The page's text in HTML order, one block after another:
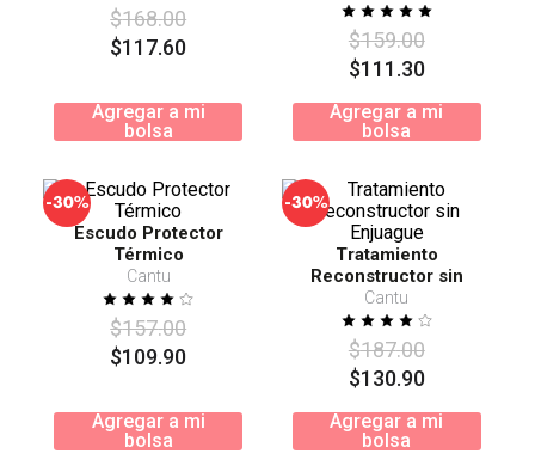
$168.00
$117.60
Agregar a mi
bolsa
$159.00
$111.30
Agregar a mi
bolsa
-30%
Escudo Protector
Térmico
Cantu
$157.00
$109.90
Agregar a mi
bolsa
-30%
Tratamiento
Reconstructor sin
Enjuague
Cantu
$187.00
$130.90
Agregar a mi
bolsa